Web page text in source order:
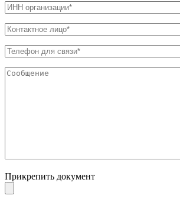
Прикрепить документ